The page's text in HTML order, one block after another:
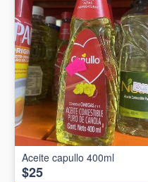
Aceite capullo 400ml
$25